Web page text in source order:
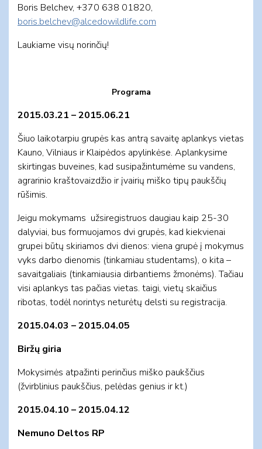
Boris Belchev, +370 638 01820,
boris.belchev@alcedowildlife.com
Laukiame visų norinčių!
Programa
2015.03.21 – 2015.06.21
Šiuo laikotarpiu grupės kas antrą savaitę aplankys vietas
Kauno, Vilniaus ir Klaipėdos apylinkėse. Aplankysime
skirtingas buveines, kad susipažintumėme su vandens,
agrarinio kraštovaizdžio ir įvairių miško tipų paukščių
rūšimis.
Jeigu mokymams užsiregistruos daugiau kaip 25-30
dalyviai, bus formuojamos dvi grupės, kad kiekvienai
grupei būtų skiriamos dvi dienos: viena grupė į mokymus
vyks darbo dienomis (tinkamiau studentams), o kita –
savaitgaliais (tinkamiausia dirbantiems žmonėms). Tačiau
visi aplankys tas pačias vietas. taigi, vietų skaičius
ribotas, todėl norintys neturėtų delsti su registracija.
2015.04.03 – 2015.04.05
Biržų giria
Mokysimės atpažinti perinčius miško paukščius
(žvirblinius paukščius, pelėdas genius ir kt.)
2015.04.10 – 2015.04.12
Nemuno Deltos RP